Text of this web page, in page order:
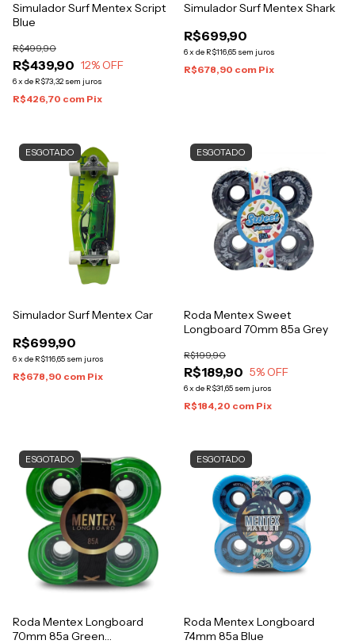
Simulador Surf Mentex Script
Blue
R$439,90
R$499,90
12% OFF
6x de R$73,32 sem juros
R$426,70 com Pix
Simulador Surf Mentex Shark
R$699,90
6x de R$116,65 sem juros
R$678,90 com Pix
ESGOTADO
Simulador Surf Mentex Car
R$699,90
6x de R$116,65 sem juros
R$678,90 com Pix
ESGOTADO
Roda Mentex Sweet
Longboard 70mm 85a Grey
R$189,90
R$199,90
5% OFF
6x de R$31,65 sem juros
R$184,20 com Pix
ESGOTADO
Roda Mentex Longboard
70mm 85a Green
ESGOTADO
Roda Mentex Longboard
74mm 85a Blue